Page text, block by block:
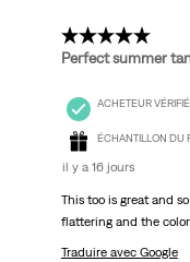
5 étoile(s) sur 5.
Perfect summer
ACHETEUR VÉRIFIÉ
ÉCHANTILLON DU
il y a 16 jours
This too is great and
flattering and the
Traduire avec Google